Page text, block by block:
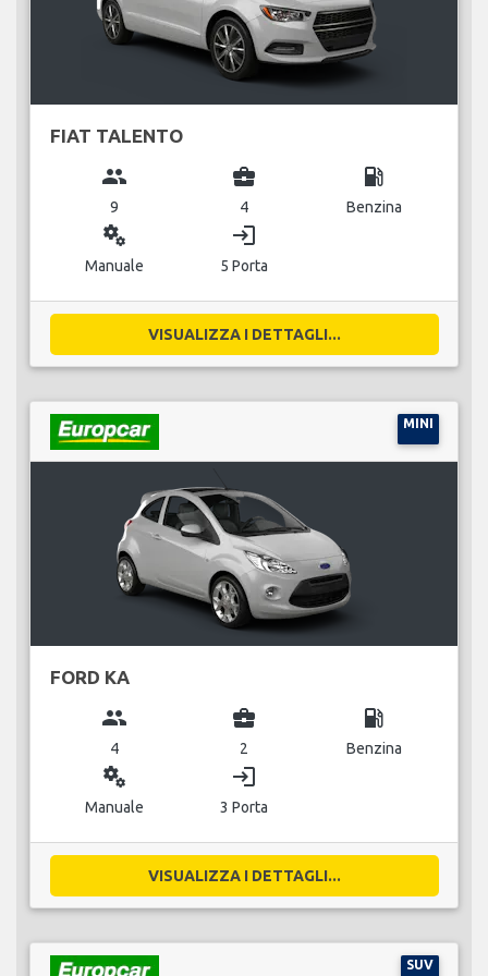
FIAT TALENTO
group
9
business_center
4
local_gas_station
Benzina
miscellaneous_services
Manuale
login
5 Porta
VISUALIZZA I DETTAGLI...
MINI
FORD KA
group
4
business_center
2
local_gas_station
Benzina
miscellaneous_services
Manuale
login
3 Porta
VISUALIZZA I DETTAGLI...
SUV